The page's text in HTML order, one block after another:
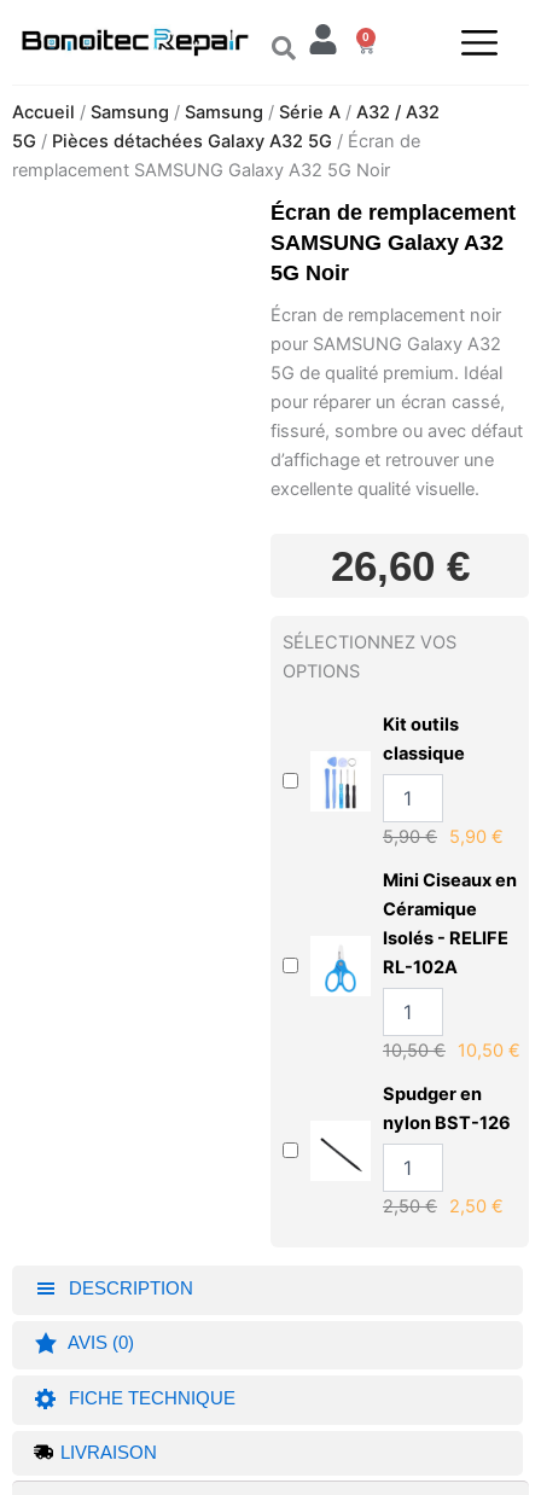
0
Panier
Accueil / Samsung / Samsung / Série A / A32 / A32
5G / Pièces détachées Galaxy A32 5G / Écran de
remplacement SAMSUNG Galaxy A32 5G Noir
Écran de remplacement
SAMSUNG Galaxy A32
5G Noir
Écran de remplacement noir
pour SAMSUNG Galaxy A32
5G de qualité premium. Idéal
pour réparer un écran cassé,
fissuré, sombre ou avec défaut
d’affichage et retrouver une
excellente qualité visuelle.
26,60 €
SÉLECTIONNEZ VOS
OPTIONS
Kit outils
classique
5,90€ 5,90 €
Mini Ciseaux en
Céramique
Isolés - RELIFE
RL-102A
10,50€ 10,50 €
Spudger en
nylon BST-126
2,50€ 2,50 €
DESCRIPTION
AVIS (0)
FICHE TECHNIQUE
LIVRAISON